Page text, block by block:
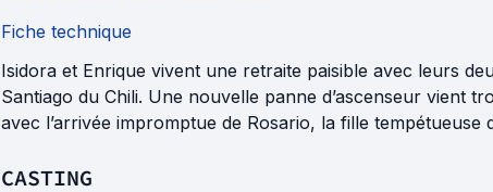
Fiche technique
Isidora et Enrique vivent une retraite paisible avec leurs
Santiago du Chili. Une nouvelle panne d’ascenseur vient
avec l’arrivée impromptue de Rosario, la fille tempétueuse
CASTING